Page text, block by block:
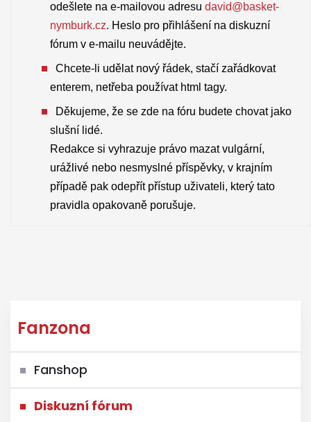
odešlete na e-mailovou adresu david@basket-
nymburk.cz. Heslo pro přihlášení na diskuzní
fórum v e-mailu neuvádějte.
Chcete-li udělat nový řádek, stačí zařádkovat
enterem, netřeba používat html tagy.
Děkujeme, že se zde na fóru budete chovat jako
slušní lidé.
Redakce si vyhrazuje právo mazat vulgární,
urážlivé nebo nesmyslné příspěvky, v krajním
případě pak odepřít přístup uživateli, který tato
pravidla opakovaně porušuje.
Fanzona
Fanshop
Diskuzní fórum